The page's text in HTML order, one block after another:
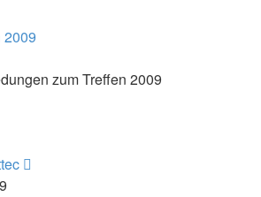
2009
zum Treffen 2009